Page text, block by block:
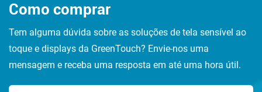
Como comprar
Tem alguma dúvida sobre as soluções de tela sensível ao
toque e displays da GreenTouch? Envie-nos uma
mensagem e receba uma resposta em até uma hora útil.